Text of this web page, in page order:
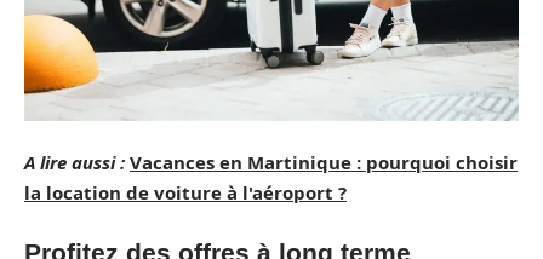
A lire aussi : Vacances en Martinique : pourquoi choisir
la location de voiture à l'aéroport ?
Profitez des offres à long terme